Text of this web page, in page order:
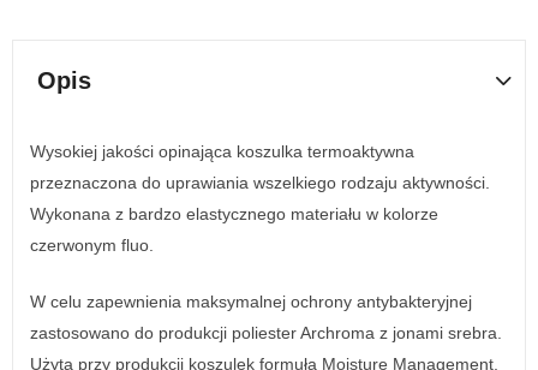
Opis
Wysokiej jakości opinająca koszulka termoaktywna
przeznaczona do uprawiania wszelkiego rodzaju aktywności.
Wykonana z bardzo elastycznego materiału w kolorze
czerwonym fluo.
W celu zapewnienia maksymalnej ochrony antybakteryjnej
zastosowano do produkcji poliester Archroma z jonami srebra.
Użyta przy produkcji koszulek formuła Moisture Management,